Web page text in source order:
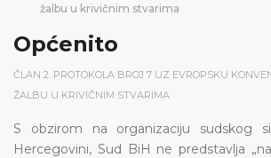
žalbu u krivičnim stvarima
Općenito
ČLAN 2. PROTOKOLA BROJ 7 UZ EVROPSKU
ŽALBU U KRIVIČNIM STVARIMA
S obzirom na organizaciju sudskog
Hercegovini, Sud BiH ne predstavlja